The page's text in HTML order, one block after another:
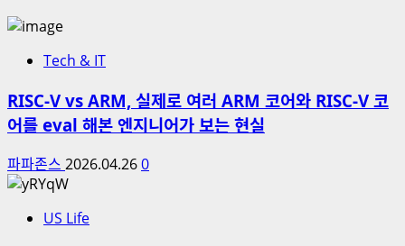
Tech & IT
RISC-V vs ARM, 실제로 여러 ARM 코어와 RISC-V 코
어를 eval 해본 엔지니어가 보는 현실
파파존스 2026.04.260
US Life